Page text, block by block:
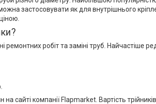
застосовувати як для внутрішнього
робіт та заміні труб. Найчастіше
компанії Flapmarket. Вартість